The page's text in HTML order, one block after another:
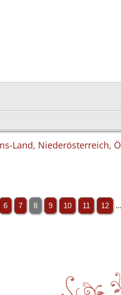
Land, Niederösterreich,
6 7 8 9 10 11 12 ...